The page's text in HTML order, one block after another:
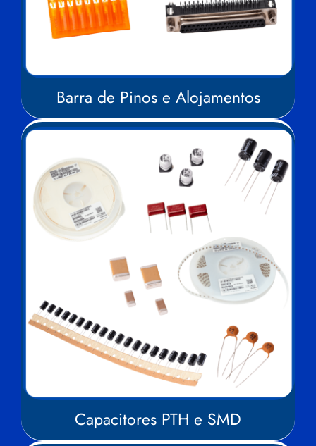
Barra de Pinos e Alojamentos
Capacitores PTH e SMD